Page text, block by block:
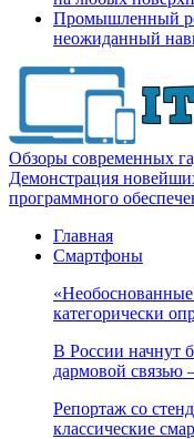
Промышленный
неожиданный
Обзоры современных
Демонстрация
программного
Главная
Смартфоны
категорически
В России начнут
дармовой связью
Репортаж со
классические